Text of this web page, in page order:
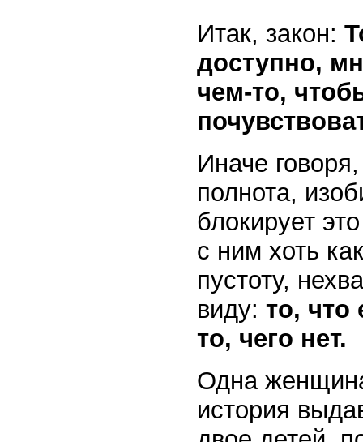
Итак, закон:
доступно,
чем-то,
Иначе
полнота,
блокирует
с ним хоть
пустоту,
виду: то, что
то, чего нет.
Одна
история